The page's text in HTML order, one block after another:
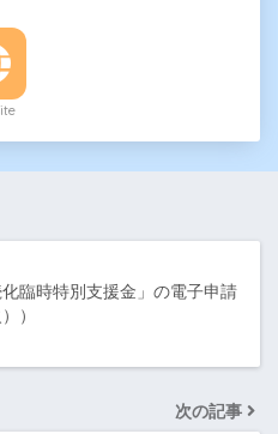
臨時特別支援金」の電子申請
）
次の記事